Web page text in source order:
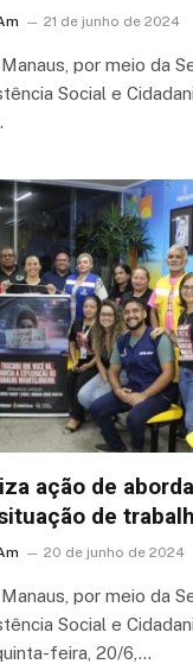
21 de junho de 2024
por meio da
Social e
ação de
de
20 de junho de 2024
por meio da
Social e
feira, 20/6,…